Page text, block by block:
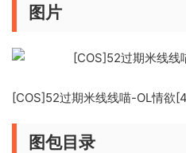
图片
[COS]52过期米线线喵-OL情欲
图包目录